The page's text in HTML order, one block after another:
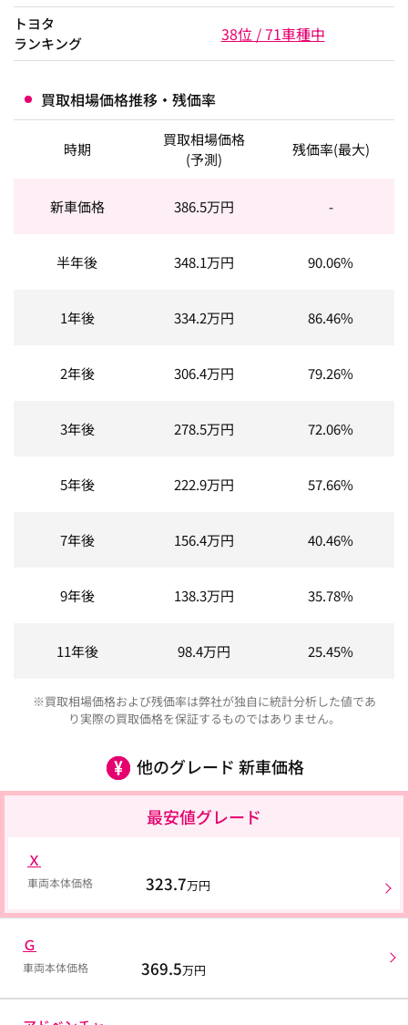
トヨタ
ランキング
38位 / 71車種中
買取相場価格推移・残価率
時期
買取相場価格
(予測)
残価率(最大)
新車価格 386.5万円 -
半年後 348.1万円 90.06%
1年後 334.2万円 86.46%
2年後 306.4万円 79.26%
3年後 278.5万円 72.06%
5年後 222.9万円 57.66%
7年後 156.4万円 40.46%
9年後 138.3万円 35.78%
11年後 98.4万円 25.45%
※買取相場価格および残価率は弊社が独自に統計分析した値であ
り実際の買取価格を保証するものではありません。
他のグレード 新車価格
最安値グレード
Ｘ
車両本体価格 323.7万円
Ｇ
車両本体価格 369.5万円